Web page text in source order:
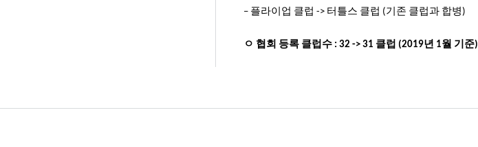
– 플라이업 클럽 -> 터틀스 클럽 (기존 클럽과 합병)
ㅇ 협회 등록 클럽수 : 32 -> 31 클럽 (2019년 1월 기준)